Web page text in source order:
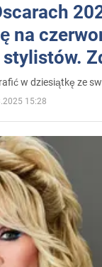
na
w dziesiątkę ze
15:28